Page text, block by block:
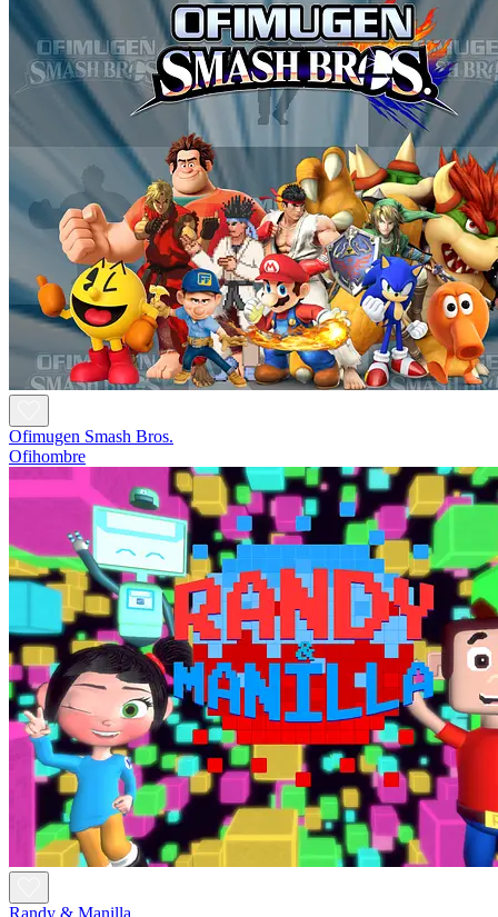
Ofimugen Smash Bros.
Ofihombre
Randy & Manilla